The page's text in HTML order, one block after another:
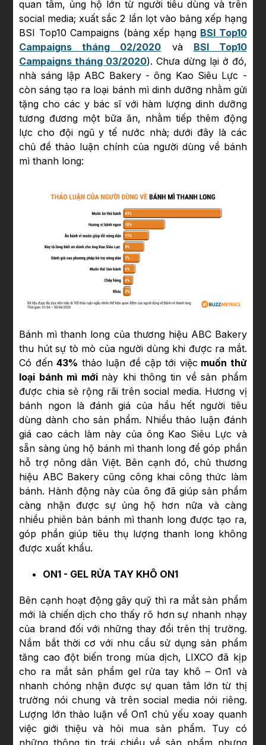
quan tâm, ủng hộ lớn từ người tiêu dùng và trên
social media; xuất sắc 2 lần lọt vào bảng xếp hạng
BSI Top10 Campaigns (bảng xếp hạng BSI Top10
Campaigns tháng 02/2020 và BSI Top10
Campaigns tháng 03/2020). Chưa dừng lại ở đó,
nhà sáng lập ABC Bakery - ông Kao Siêu Lực -
còn sáng tạo ra loại bánh mì dinh dưỡng nhằm gửi
tặng cho các y bác sĩ với hàm lượng dinh dưỡng
tương đương một bữa ăn, nhằm tiếp thêm động
lực cho đội ngũ y tế nước nhà; dưới đây là các
chủ đề thảo luận chính của người dùng về bánh
mì thanh long:
Bánh mì thanh long của thương hiệu ABC Bakery
thu hút sự tò mò của người dùng khi được ra mắt.
Có đến43% thảo luận đề cập tới việc muốn thử
loại bánh mì mới này khi thông tin về sản phẩm
được chia sẻ rộng rãi trên social media. Hương vị
bánh ngon là đánh giá của hầu hết người tiêu
dùng dành cho sản phẩm. Nhiều thảo luận đánh
giá cao cách làm này của ông Kao Siêu Lực và
sẵn sàng ủng hộ bánh mì thanh long để góp phần
hỗ trợ nông dân Việt. Bên cạnh đó, chủ thương
hiệu ABC Bakery cũng công khai công thức làm
bánh. Hành động này của ông đã giúp sản phẩm
càng nhận được sự ủng hộ hơn nữa và càng
nhiều phiên bản bánh mì thanh long được tạo ra,
góp phần giúp tiêu thụ lượng thanh long không
được xuất khẩu.
ON1 - GEL RỬA TAY KHÔ ON1
Bên cạnh hoạt động gây quỹ thì ra mắt sản phẩm
mới là chiến dịch cho thấy rõ hơn sự nhanh nhạy
của brand đối với những thay đổi trên thị trường.
Nắm bắt thời cơ với nhu cầu sử dụng sản phẩm
tăng cao đột biến trong mùa dịch, LIXCO đã kịp
cho ra mắt sản phẩm gel rửa tay khô – On1 và
nhanh chóng nhận được sự quan tâm lớn từ thị
trường nói chung và trên social media nói riêng.
Lượng lớn thảo luận về On1 chủ yếu xoay quanh
việc giới thiệu và hỏi mua sản phẩm. Tuy có